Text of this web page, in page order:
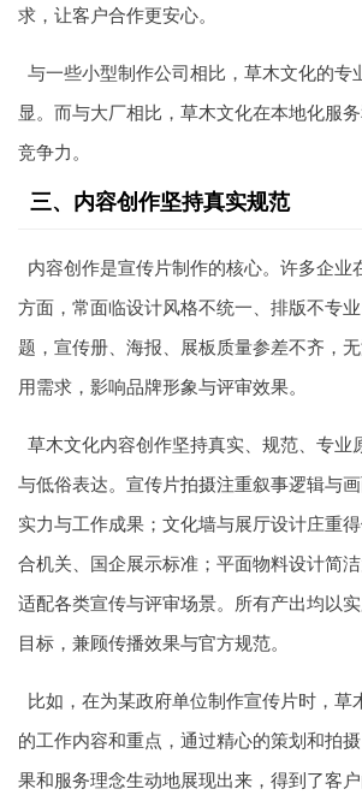
求，让客户合作更安心。
与一些小型制作公司相比，草木文化的专
显。而与大厂相比，草木文化在本地化服
竞争力。
三、内容创作坚持真实规范
内容创作是宣传片制作的核心。许多企业
方面，常面临设计风格不统一、排版不专
题，宣传册、海报、展板质量参差不齐，
用需求，影响品牌形象与评审效果。
草木文化内容创作坚持真实、规范、专业
与低俗表达。宣传片拍摄注重叙事逻辑与
实力与工作成果；文化墙与展厅设计庄重
合机关、国企展示标准；平面物料设计简
适配各类宣传与评审场景。所有产出均以
目标，兼顾传播效果与官方规范。
比如，在为某政府单位制作宣传片时，草
的工作内容和重点，通过精心的策划和拍
果和服务理念生动地展现出来，得到了客户